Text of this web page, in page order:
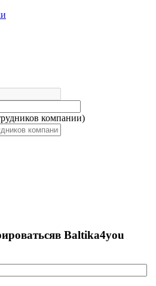
компании)
Baltika4you